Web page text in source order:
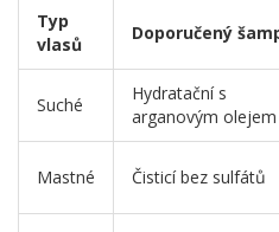
Typ
vlasů
Doporučený
Suché
Hydratační s
arganovým olejem
Mastné Čisticí bez sulfátů